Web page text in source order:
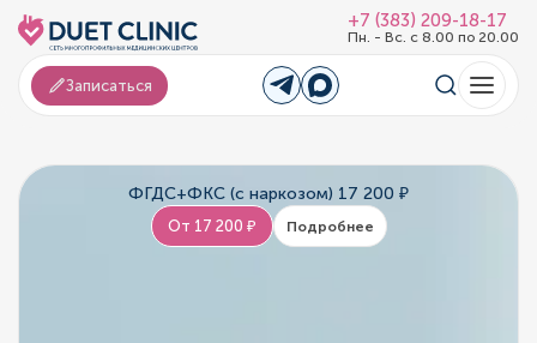
+7 (383) 209-18-17
Пн. - Вс. с 8.00 по 20.00
Записаться
ФГДС+ФКС (с наркозом) 17 200 ₽
От 17 200 ₽ Подробнее